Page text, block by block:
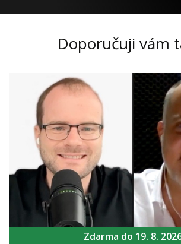
Doporučuji vám
Zdarma do 19. 8.